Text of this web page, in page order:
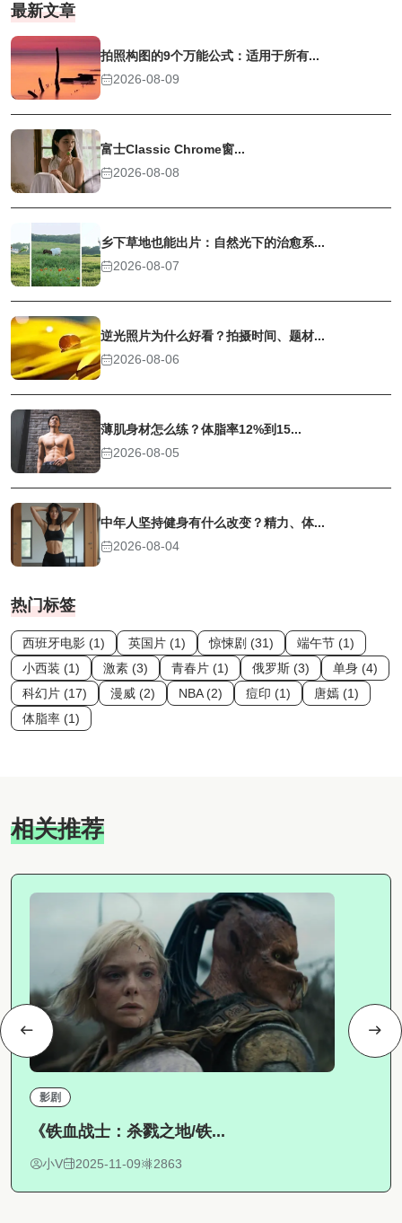
最新文章
拍照构图的9个万能公式：适用于所有...
2026-08-09
富士Classic Chrome窗...
2026-08-08
乡下草地也能出片：自然光下的治愈系...
2026-08-07
逆光照片为什么好看？拍摄时间、题材...
2026-08-06
薄肌身材怎么练？体脂率12%到15...
2026-08-05
中年人坚持健身有什么改变？精力、体...
2026-08-04
热门标签
西班牙电影 (1) 英国片 (1) 惊悚剧 (31)
端午节 (1)
小西装 (1)
激素 (3) 青春片 (1) 俄罗斯 (3)
单身 (4)
科幻片 (17)
漫威 (2) NBA (2) 痘印 (1)
唐嫣 (1)
体脂率 (1)
相关推荐
影剧
《铁血战士：杀戮之地/铁...
小V 2025-11-09 2863